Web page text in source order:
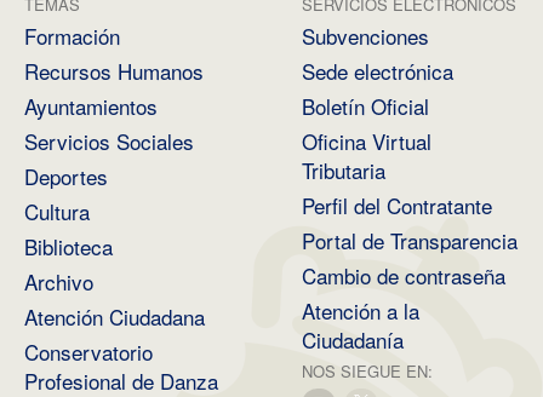
Formación
Recursos Humanos
Ayuntamientos
Servicios Sociales
Deportes
Cultura
Biblioteca
Archivo
Atención Ciudadana
Conservatorio
Profesional de Danza
Subvenciones
Sede electrónica
Boletín Oficial
Oficina Virtual
Tributaria
Perfil del Contratante
Portal de Transparencia
Cambio de contraseña
Atención a la
Ciudadanía
NOS SIEGUE EN: